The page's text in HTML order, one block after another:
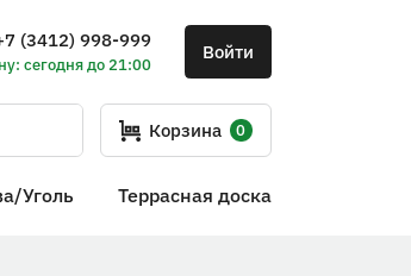
(3412) 998-999
сегодня до 21:00
Войти
Корзина 0
Уголь Террасная доска